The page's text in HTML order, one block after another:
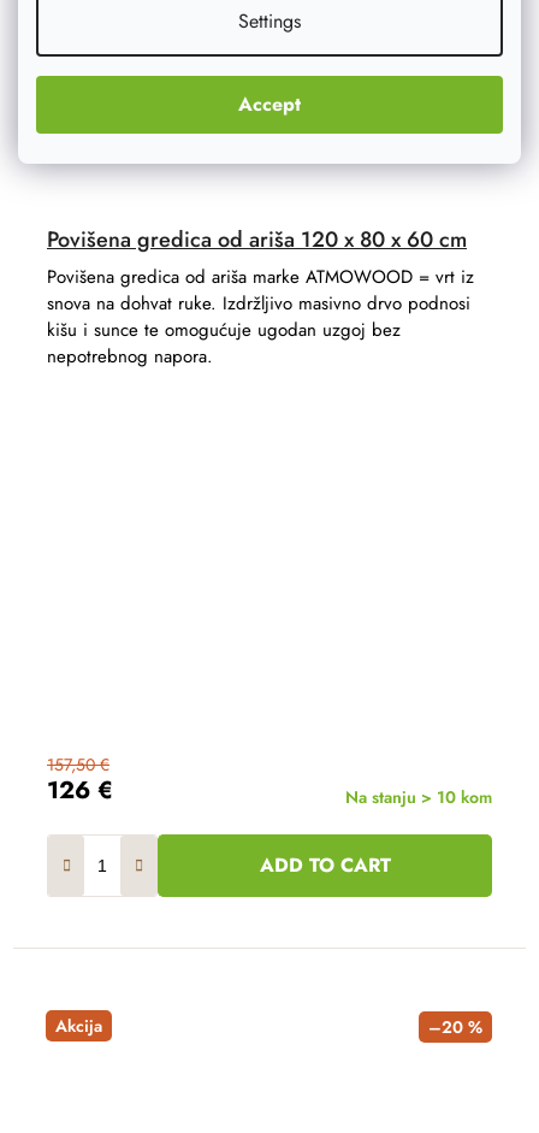
Settings
Accept
Povišena gredica od ariša 120 x 80 x 60 cm
126 €
157,50 €
Na stanju > 10 kom
ADD TO CART
Povišena gredica od ariša marke ATMOWOOD = vrt iz
snova na dohvat ruke. Izdržljivo masivno drvo podnosi
kišu i sunce te omogućuje ugodan uzgoj bez
nepotrebnog napora.
Akcija –20 %